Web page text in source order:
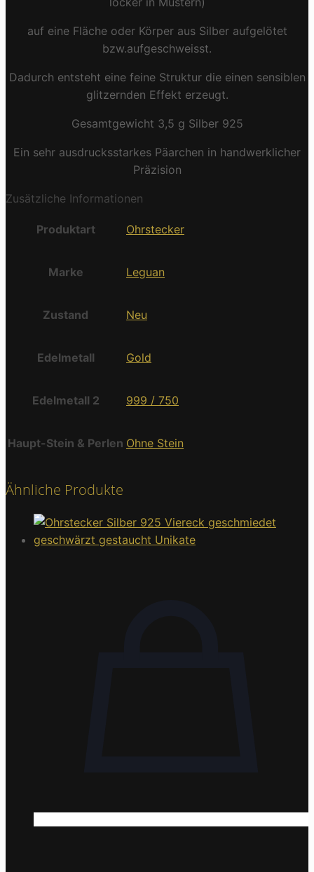
auf eine Fläche oder Körper aus Silber aufgelötet
bzw.aufgeschweisst.
Dadurch entsteht eine feine Struktur die einen sensiblen
glitzernden Effekt erzeugt.
Gesamtgewicht 3,5 g Silber 925
Ein sehr ausdrucksstarkes Päarchen in handwerklicher
Präzision
Zusätzliche Informationen
Produktart Ohrstecker
Marke Leguan
Zustand Neu
Edelmetall Gold
Edelmetall 2 999 / 750
Haupt-Stein & Perlen Ohne Stein
Ähnliche Produkte